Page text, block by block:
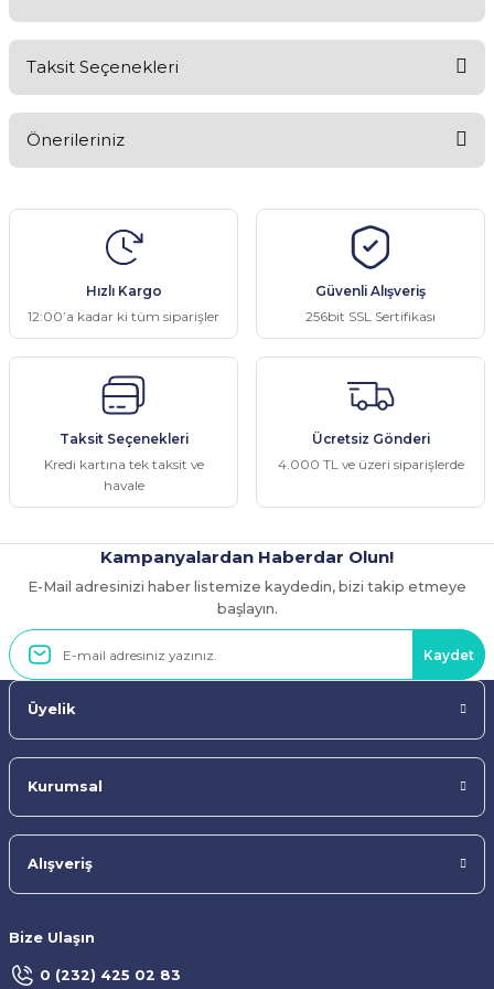
Taksit Seçenekleri
Önerileriniz
konularda yetersiz gördüğünüz noktaları öneri formunu kullanarak
tarafımıza iletebilirsiniz.
Görüş ve önerileriniz için teşekkür ederiz.
Ürün resmi kalitesiz, bozuk veya görüntülenemiyor.
Ürün bilgilerinde hatalar bulunuyor.
Ürün fiyatı diğer sitelerden daha pahalı.
Bu ürüne benzer farklı alternatifler olmalı.
Gönder
Hızlı Kargo
12:00’a kadar ki tüm siparişler
Güvenli Alışveriş
256bit SSL Sertifikası
Taksit Seçenekleri
Kredi kartına tek taksit ve
havale
Ücretsiz Gönderi
4.000 TL ve üzeri siparişlerde
Kampanyalardan Haberdar Olun!
E-Mail adresinizi haber listemize kaydedin, bizi takip etmeye
başlayın.
Kaydet
Üyelik
Kurumsal
Alışveriş
Bize Ulaşın
0 (232) 425 02 83